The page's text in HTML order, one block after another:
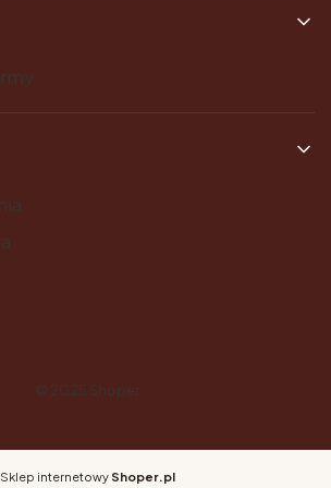
Sklep internetowy Shoper.pl